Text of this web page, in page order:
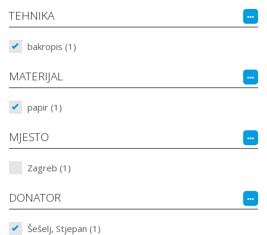
TEHNIKA
bakropis (1)
MATERIJAL
papir (1)
MJESTO
Zagreb (1)
DONATOR
Šešelj, Stjepan (1)